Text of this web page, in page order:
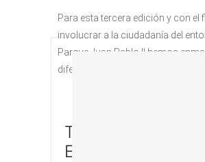
Para esta tercera edición y con el
involucrar a la ciudadanía del
Parque Juan Pablo II hemos
diferentes talleres de movimiento:
Talleres Centros
Educativos